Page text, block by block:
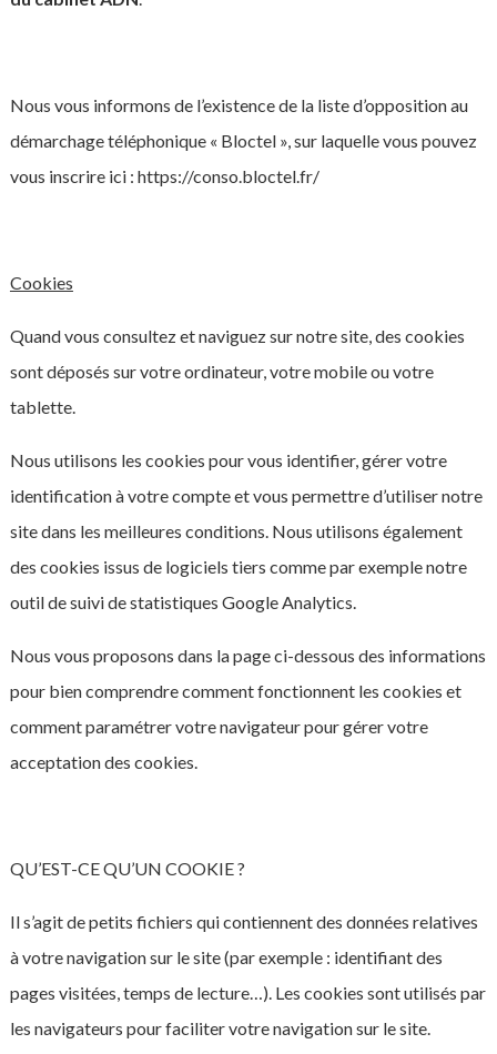
Nous vous informons de l’existence de la liste d’opposition au
démarchage téléphonique « Bloctel », sur laquelle vous pouvez
vous inscrire ici : https://conso.bloctel.fr/
Cookies
Quand vous consultez et naviguez sur notre site, des cookies
sont déposés sur votre ordinateur, votre mobile ou votre
tablette.
Nous utilisons les cookies pour vous identifier, gérer votre
identification à votre compte et vous permettre d’utiliser notre
site dans les meilleures conditions. Nous utilisons également
des cookies issus de logiciels tiers comme par exemple notre
outil de suivi de statistiques Google Analytics.
Nous vous proposons dans la page ci-dessous des informations
pour bien comprendre comment fonctionnent les cookies et
comment paramétrer votre navigateur pour gérer votre
acceptation des cookies.
QU’EST-CE QU’UN COOKIE ?
Il s’agit de petits fichiers qui contiennent des données relatives
à votre navigation sur le site (par exemple : identifiant des
pages visitées, temps de lecture…). Les cookies sont utilisés par
les navigateurs pour faciliter votre navigation sur le site.